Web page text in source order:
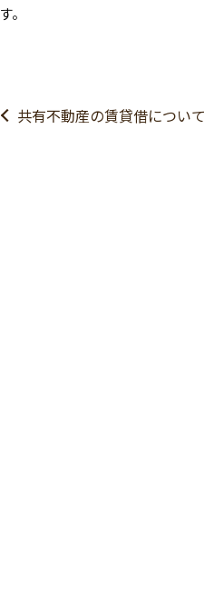
す。
共有不動産の賃貸借について